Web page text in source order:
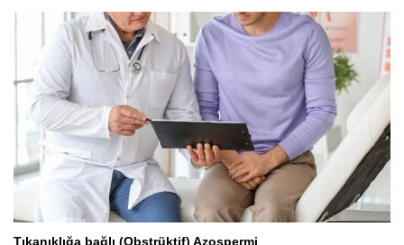
Tıkanıklığa bağlı (Obstrüktif) Azospermi